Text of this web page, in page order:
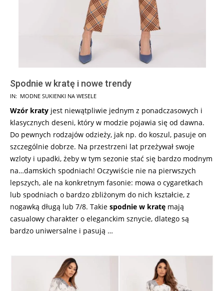
Spodnie w kratę i nowe trendy
2024-
05-
30
IN: MODNE SUKIENKI NA WESELE
Wzór kraty jest niewątpliwie jednym z ponadczasowych i
klasycznych deseni, który w modzie pojawia się od dawna.
Do pewnych rodzajów odzieży, jak np. do koszul, pasuje on
szczególnie dobrze. Na przestrzeni lat przeżywał swoje
wzloty i upadki, żeby w tym sezonie stać się bardzo modnym
na…damskich spodniach! Oczywiście nie na pierwszych
lepszych, ale na konkretnym fasonie: mowa o cygaretkach
lub spodniach o bardzo zbliżonym do nich kształcie, z
nogawką długą lub 7/8. Takie spodnie w kratę mają
casualowy charakter o eleganckim sznycie, dlatego są
bardzo uniwersalne i pasują …